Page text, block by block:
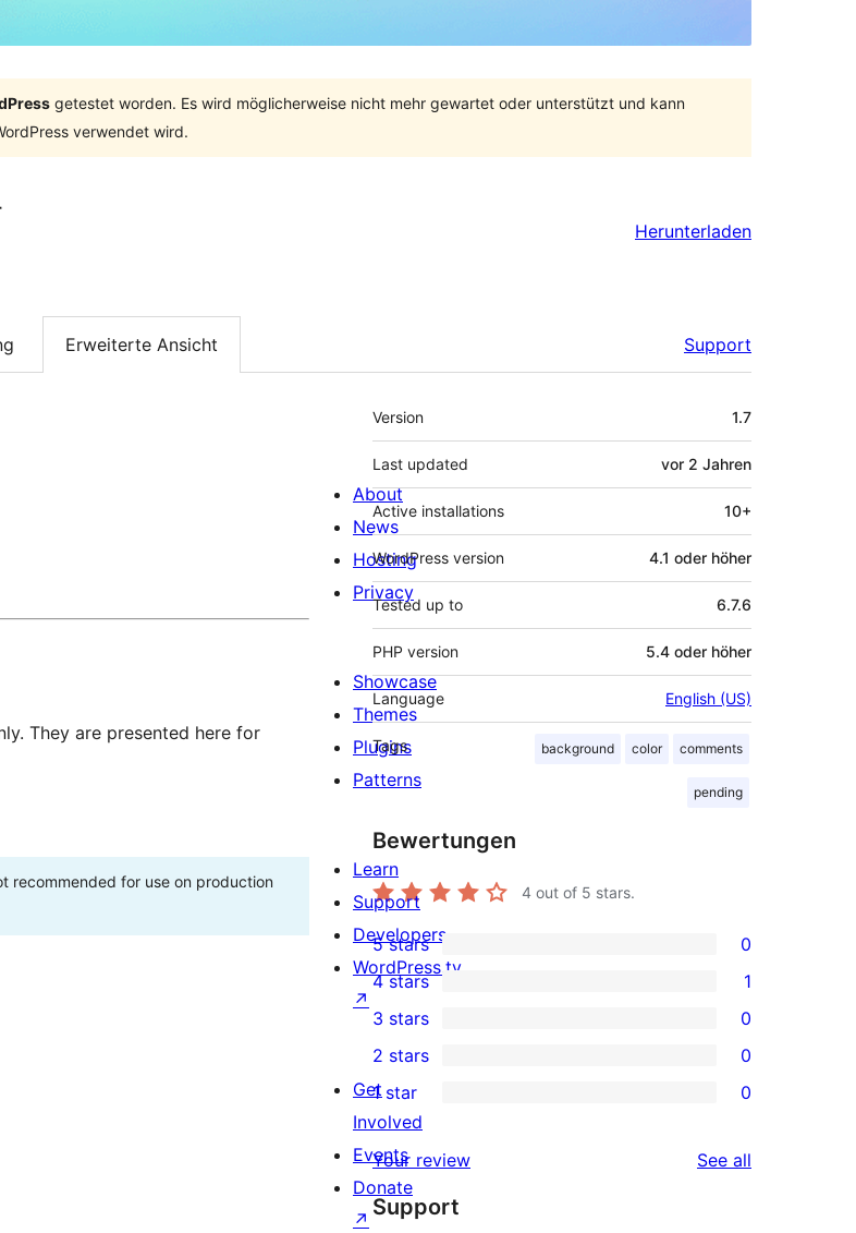
getestet worden. Es wird möglicherweise nicht mehr gewartet oder unterstützt und kann
verwendet wird.
Herunterladen
Erweiterte Ansicht Support
They are presented here for
recommended for use on production
Meta
Version 1.7
Last updated vor 2 Jahren
Active installations 10+
WordPress version 4.1 oder höher
Tested up to 6.7.6
PHP version 5.4 oder höher
Language English (US)
Tags background color comments
pending
Bewertungen
4 out of 5 stars.
0
5-
star
reviews
5 stars 0
4-
star
review
4 stars 1
0
3-
star
reviews
3 stars 0
2-
star
reviews
2 stars 0
star
reviews
1 star 0
Your review See all
Support
About
News
Hosting
Privacy
Showcase
Themes
Plugins
Patterns
Learn
Support
Developers
WordPress.tv
↗
Get
Involved
Events
Donate
↗